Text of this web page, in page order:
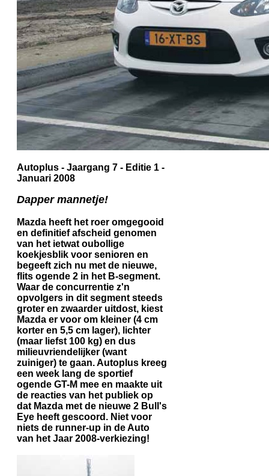
Autoplus - Jaargang 7 - Editie 1 -
Januari 2008
Dapper mannetje!
Mazda heeft het roer omgegooid
en definitief afscheid genomen
van het ietwat oubollige
koekjesblik voor senioren en
begeeft zich nu met de nieuwe,
flits ogende 2 in het B-segment.
Waar de concurrentie z'n
opvolgers in dit segment steeds
groter en zwaarder uitdost, kiest
Mazda er voor om kleiner (4 cm
korter en 5,5 cm lager), lichter
(maar liefst 100 kg) en dus
milieuvriendelijker (want
zuiniger) te gaan. Autoplus kreeg
een week lang de sportief
ogende GT-M mee en maakte uit
de reacties van het publiek op
dat Mazda met de nieuwe 2 Bull's
Eye heeft gescoord. Niet voor
niets de runner-up in de Auto
van het Jaar 2008-verkiezing!